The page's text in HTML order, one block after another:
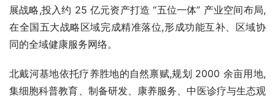
展战略,投入约 25 亿元资产打造 “五位一体” 产业空间布局,
在全国五大战略区域完成精准落位,形成功能互补、区域协
同的全域健康服务网络。
北戴河基地依托疗养胜地的自然禀赋,规划 2000 余亩用地,
集细胞科普教育、制备研发、康养服务、中医诊疗与生态观